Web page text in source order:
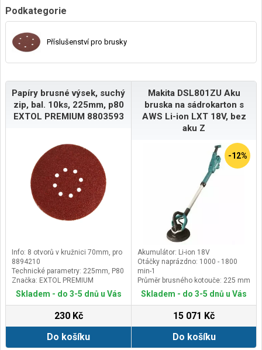
Podkategorie
Příslušenství pro brusky
Papíry brusné výsek, suchý
zip, bal. 10ks, 225mm, p80
EXTOL PREMIUM 8803593
Info: 8 otvorů v kružnici 70mm, pro
8894210
Technické parametry: 225mm, P80
Značka: EXTOL PREMIUM
Skladem - do 3-5 dnů u Vás
230 Kč
Do košíku
Makita DSL801ZU Aku
bruska na sádrokarton s
AWS Li-ion LXT 18V, bez
aku Z
-12%
Akumulátor: Li-ion 18V
Otáčky naprázdno: 1000 - 1800
min-1
Průměr brusného kotouče: 225 mm
Hmotnost: 4,2 / 4,8 kg
Skladem - do 3-5 dnů u Vás
15 071 Kč
Do košíku